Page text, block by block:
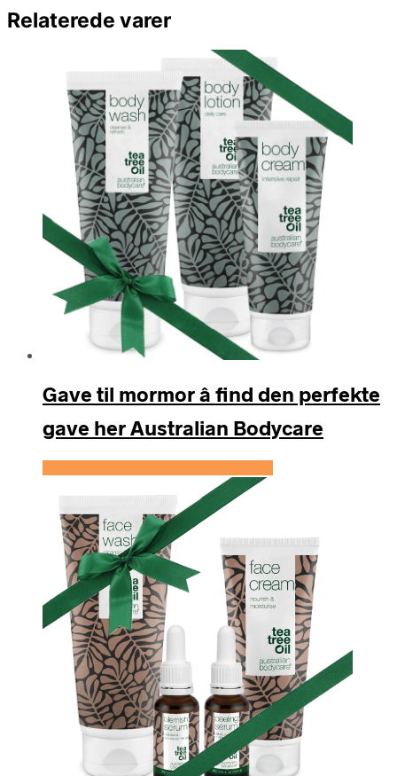
Relaterede varer
Gave til mormor â find den perfekte
gave her Australian Bodycare